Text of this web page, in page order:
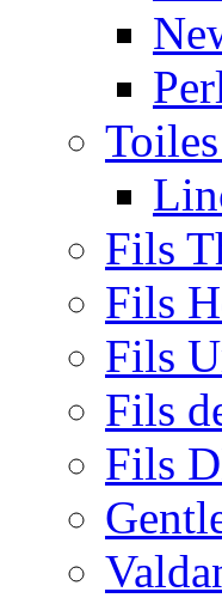
Fils
Fils
Fils
Fils
Fils